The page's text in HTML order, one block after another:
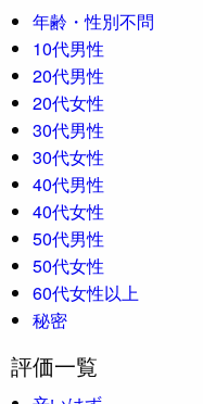
年齢・性別不問
10代男性
20代男性
20代女性
30代男性
30代女性
40代男性
40代女性
50代男性
50代女性
60代女性以上
秘密
評価一覧